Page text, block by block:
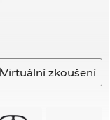
Virtuální zkoušení